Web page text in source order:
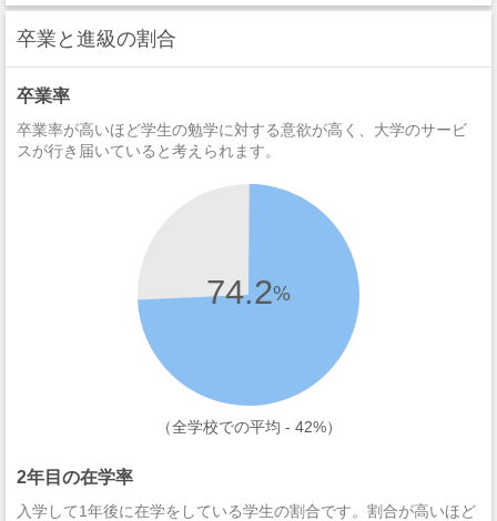
卒業と進級の割合
卒業率
卒業率が高いほど学生の勉学に対する意欲が高く、大学のサービ
スが行き届いていると考えられます。
74.2%
（全学校での平均 - 42%）
2年目の在学率
入学して1年後に在学をしている学生の割合です。割合が高いほど